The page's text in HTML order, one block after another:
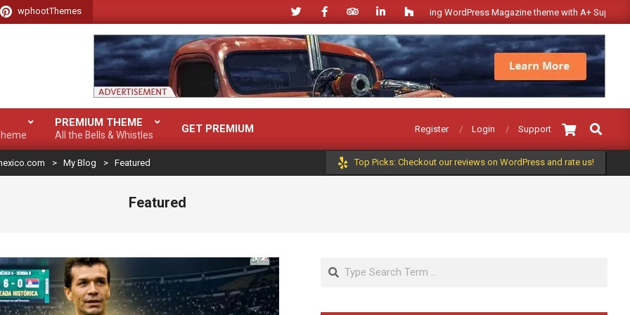
wphootThemes Fast loading WordPress Magazine theme with A+ Support.
PREMIUM THEME
All the Bells & Whistles GET PREMIUM Register Login Support
Search
> My Blog > Featured Top Picks: Checkout our reviews on WordPress and rate us!
Featured
Search